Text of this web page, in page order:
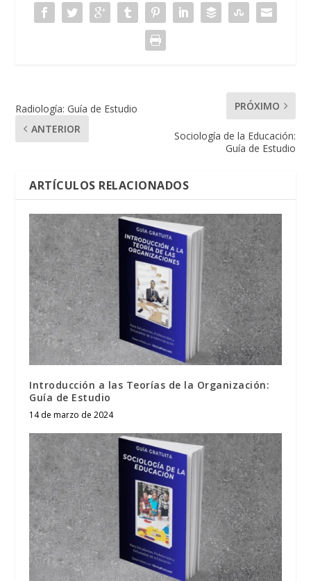
Radiología: Guía de Estudio
ANTERIOR
PRÓXIMO
Sociología de la Educación:
Guía de Estudio
ARTÍCULOS RELACIONADOS
Introducción a las Teorías de la Organización:
Guía de Estudio
14 de marzo de 2024